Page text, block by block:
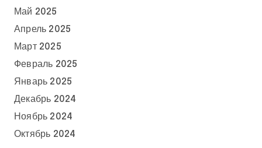
Май 2025
Апрель 2025
Март 2025
Февраль 2025
Январь 2025
Декабрь 2024
Ноябрь 2024
Октябрь 2024